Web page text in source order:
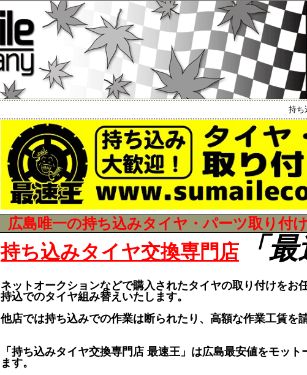
持ち込
広島唯一の持ち込みタイヤ・パーツ取り付
持ち込みタイヤ交換専門店 「
ネットオークションなどで購入されたタイヤの取り付けをお
持込でのタイヤ組み替えいたします。
他店では持ち込みでの作業は断られたり、高額な作業工賃を
「持ち込みタイヤ交換専門店 最速王」は広島最安値をモッ
ます。